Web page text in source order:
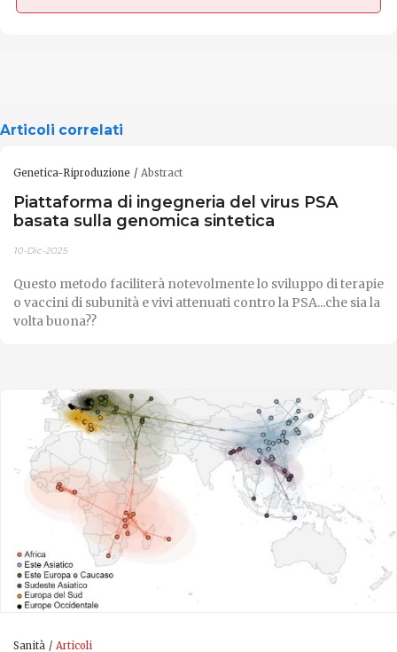
Articoli correlati
Genetica-Riproduzione Abstract
Piattaforma di ingegneria del virus PSA
basata sulla genomica sintetica
10-Dic-2025
Questo metodo faciliterà notevolmente lo sviluppo di terapie
o vaccini di subunità e vivi attenuati contro la PSA...che sia la
volta buona??
Sanità Articoli